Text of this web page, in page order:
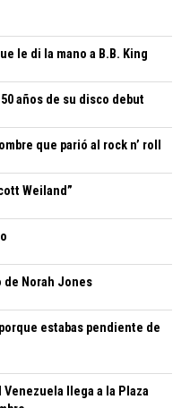
le di la mano a B.B. King
años de su disco debut
que parió al rock n’ roll
Weiland”
de Norah Jones
estabas pendiente de
llega a la Plaza